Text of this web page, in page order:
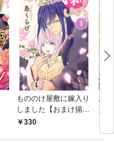
もののけ屋敷に嫁入り
しました【おまけ描き
下ろし付き】 1巻
330
悪
嬢 1